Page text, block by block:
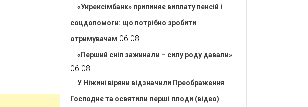
«Укрексімбанк» припиняє виплату пенсій і
соцдопомоги: що потрібно зробити
отримувачам 06.08.
«Перший сніп зажинали – силу роду давали»
06.08.
У Ніжині віряни відзначили Преображення
Господнє та освятили перші плоди (відео)